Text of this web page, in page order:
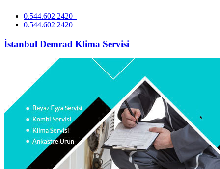
0.544.602 2420
0.544.602 2420
İstanbul Demrad Klima Servisi